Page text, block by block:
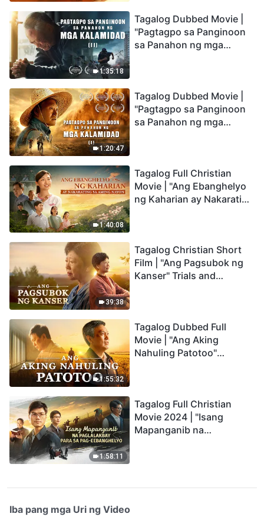
1:35:18
Tagalog Dubbed Movie |
"Pagtagpo sa Panginoon
sa Panahon ng mga
Tayo Makakapasok sa
Kaharian ng Diyos?
1:20:47
Tagalog Dubbed Movie |
"Pagtagpo sa Panginoon
sa Panahon ng mga
Sangkatauhan?
1:40:08
Tagalog Full Christian
Movie | "Ang Ebanghelyo
ng Kaharian ay Nakarating
39:38
Tagalog Christian Short
Film | "Ang Pagsubok ng
Kanser" Trials and
1:55:32
Tagalog Dubbed Full
Movie | "Ang Aking
Nahuling Patotoo"
1:58:11
Tagalog Full Christian
Movie 2024 | "Isang
Mapanganib na
Iba pang mga Uri ng Video